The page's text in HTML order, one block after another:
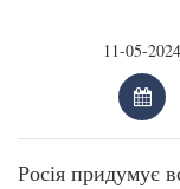
Росія придумує